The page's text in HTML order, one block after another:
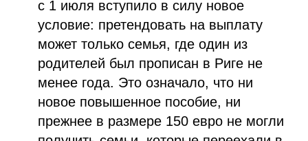
с 1 июля вступило в силу новое
условие: претендовать на выплату
может только семья, где один из
родителей был прописан в Риге не
менее года. Это означало, что ни
новое повышенное пособие, ни
прежнее в размере 150 евро не могли